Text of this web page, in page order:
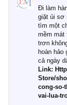
đình?
giải đáp
1. Tại
chuộng
Khác với
thường,
cao cấp
nghiêm
liệu tự
nhuộm
Đi làm
giặt ủi sơ
tìm một
mềm mát
trơn
hoàn hảo
cả ngày
Link:
Store/
cong-so-
vai-lua-